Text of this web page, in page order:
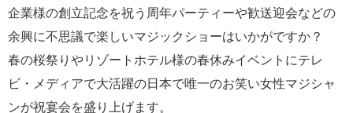
企業様の創立記念を祝う周年パーティーや歓送迎会などの
余興に不思議で楽しいマジックショーはいかがですか？
春の桜祭りやリゾートホテル様の春休みイベントにテレ
ビ・メディアで大活躍の日本で唯一のお笑い女性マジシャ
ンが祝宴会を盛り上げます。